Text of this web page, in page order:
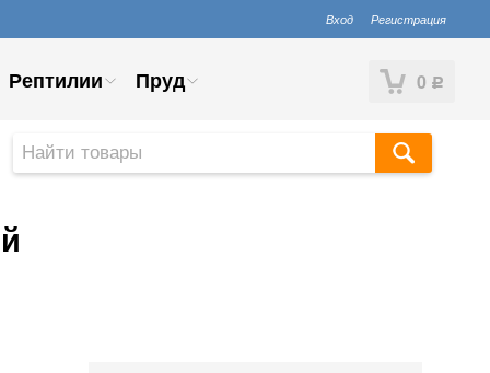
Вход Регистрация
0 Р
Рептилии Пруд